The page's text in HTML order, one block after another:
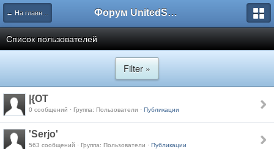
← На главную Форум UnitedSouth
Список пользователей
Filter »
|{OT
0 сообщений · Группа: Пользователи · Публикации
'Serjo'
563 сообщений · Группа: Пользователи · Публикации